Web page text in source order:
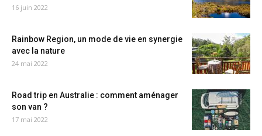
16 juin 2022
Rainbow Region, un mode de vie en synergie
avec la nature
24 mai 2022
Road trip en Australie : comment aménager
son van ?
17 mai 2022